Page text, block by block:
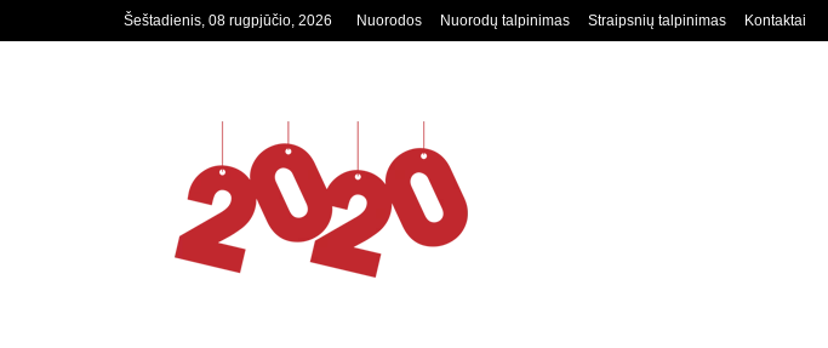
Šeštadienis, 08 rugpjūčio, 2026 Nuorodos Nuorodų talpinimas Straipsnių talpinimas Kontaktai